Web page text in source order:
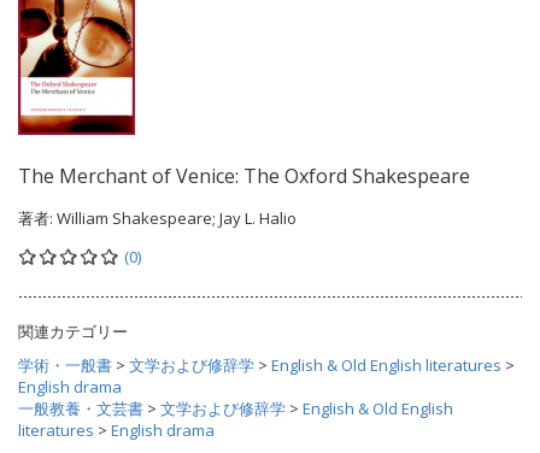
The Merchant of Venice: The Oxford Shakespeare
著者: William Shakespeare; Jay L. Halio
(0)
関連カテゴリー
学術・一般書 > 文学および修辞学 > English & Old English literatures >
English drama
一般教養・文芸書 > 文学および修辞学 > English & Old English
literatures > English drama